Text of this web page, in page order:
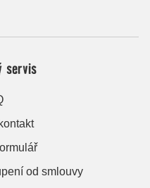
servis
od smlouvy